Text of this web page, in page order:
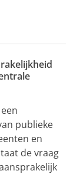
publieke
en
de vraag